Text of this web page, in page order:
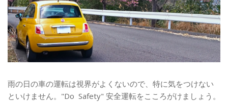
雨の日の車の運転は視界がよくないので、特に気をつけない
といけません。"Do Safety" 安全運転をこころがけましょう。